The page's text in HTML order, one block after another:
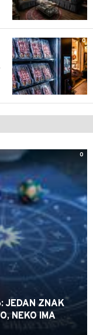
0
0
JEDAN ZNAK
NEKO IMA